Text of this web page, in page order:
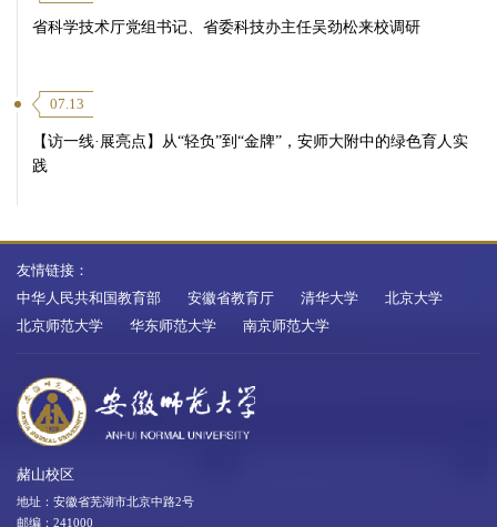
省科学技术厅党组书记、省委科技办主任吴劲松来校调研
07.13
【访一线·展亮点】从“轻负”到“金牌”，安师大附中的绿色育人实
践
友情链接：
中华人民共和国教育部
安徽省教育厅 清华大学
北京大学
北京师范大学
华东师范大学 南京师范大学
赭山校区
地址：安徽省芜湖市北京中路2号
邮编：241000